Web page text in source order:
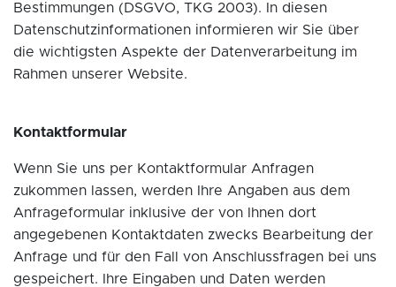
Bestimmungen (DSGVO, TKG 2003). In diesen
Datenschutzinformationen informieren wir Sie über
die wichtigsten Aspekte der Datenverarbeitung im
Rahmen unserer Website.
Kontaktformular
Wenn Sie uns per Kontaktformular Anfragen
zukommen lassen, werden Ihre Angaben aus dem
Anfrageformular inklusive der von Ihnen dort
angegebenen Kontaktdaten zwecks Bearbeitung der
Anfrage und für den Fall von Anschlussfragen bei uns
gespeichert. Ihre Eingaben und Daten werden